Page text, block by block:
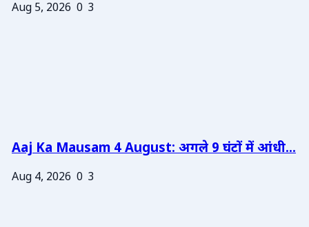
Aug 5, 2026 0 3
Aaj Ka Mausam 4 August: अगले 9 घंटों में आंधी...
Aug 4, 2026 0 3